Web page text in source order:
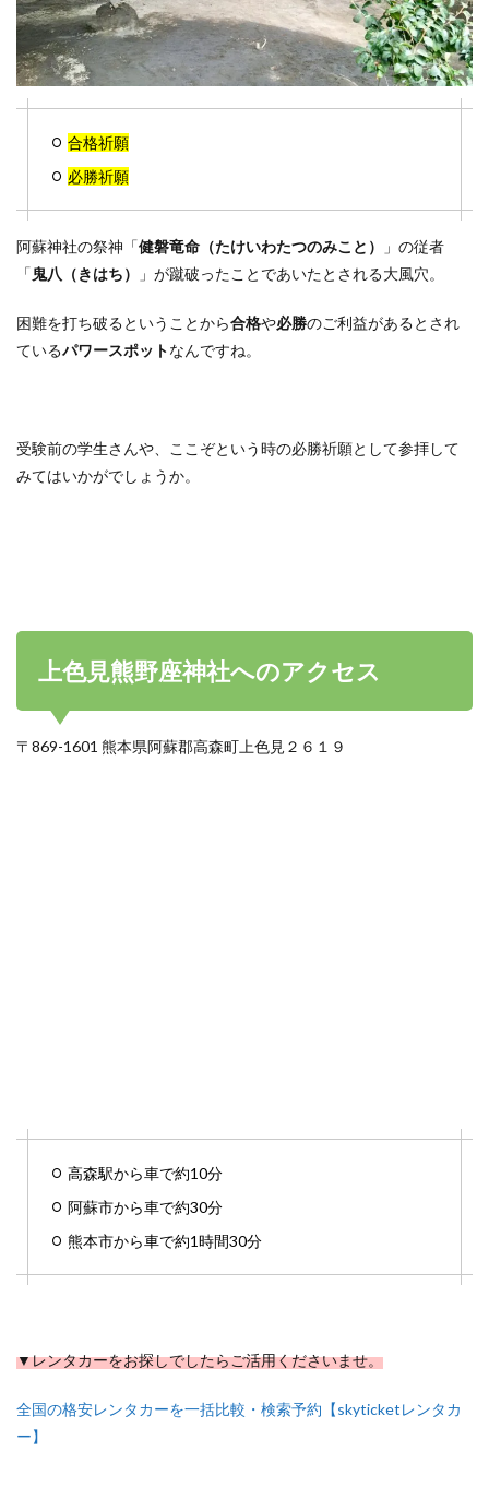
合格祈願
必勝祈願
阿蘇神社の祭神「健磐竜命（たけいわたつのみこと）
」の従者
「 鬼八（きはち） 」が蹴破ったことであいたとされる大風穴。
困難を打ち破るということから合格や必勝のご利益があるとされ
ているパワースポットなんですね。
受験前の学生さんや、ここぞという時の必勝祈願として参拝して
みてはいかがでしょうか。
上色見熊野座神社へのアクセス
〒869-1601 熊本県阿蘇郡高森町上色見２６１９
高森駅から車で約10分
阿蘇市から車で約30分
熊本市から車で約1時間30分
▼レンタカーをお探しでしたらご活用くださいませ。
全国の格安レンタカーを一括比較・検索予約【skyticketレンタカ
ー】